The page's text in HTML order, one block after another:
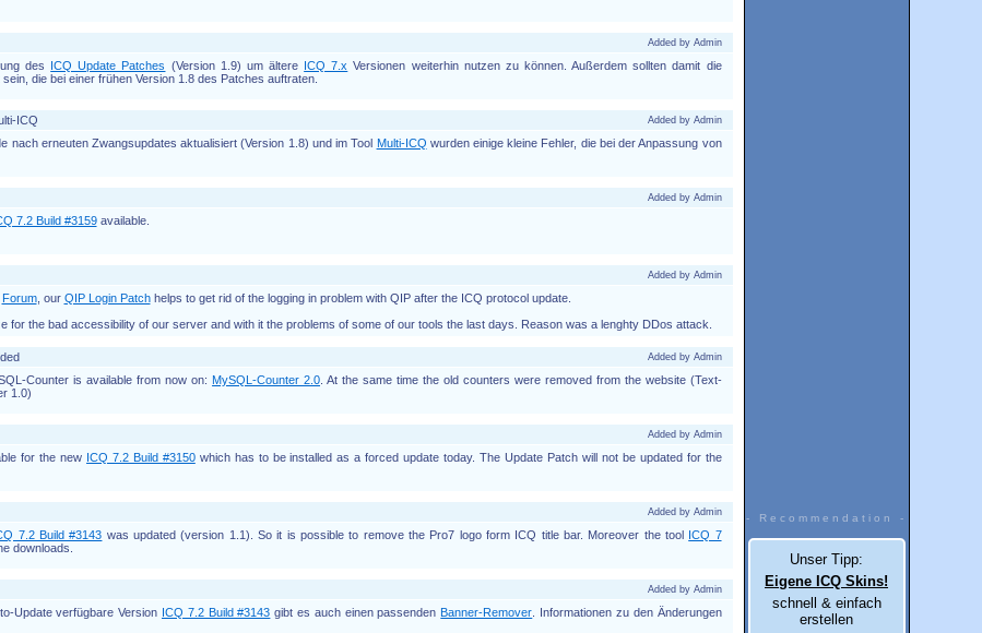
Added by Admin
des ICQ Update Patches (Version 1.9) um ältere ICQ 7.x Versionen weiterhin nutzen zu können. Außerdem sollten damit die
die bei einer frühen Version 1.8 des Patches auftraten.
ICQ Added by Admin
nach erneuten Zwangsupdates aktualisiert (Version 1.8) und im Tool Multi-ICQ wurden einige kleine Fehler, die bei der Anpassung von
Added by Admin
7.2 Build #3159available.
Added by Admin
Forum, our QIP Login Patchhelps to get rid of the logging in problem with QIP after the ICQ protocol update.
for the bad accessibility of our server and with it the problems of some of our tools the last days. Reason was a lenghty DDos attack.
Added by Admin
Counter is available from now on: MySQL-Counter 2.0 . At the same time the old counters were removed from the website (Text-
1.0)
Added by Admin
for the new ICQ 7.2 Build #3150which has to be installed as a forced update today. The Update Patch will not be updated for the
Added by Admin
7.2 Build #3143 was updated (version 1.1). So it is possible to remove the Pro7 logo form ICQ title bar. Moreover the tool ICQ 7
downloads.
Added by Admin
Update verfügbare Version ICQ 7.2 Build #3143 gibt es auch einen passenden Banner-Remover . Informationen zu den Änderungen
- Recommendation -
Unser Tipp:
Eigene ICQ Skins!
schnell & einfach
erstellen